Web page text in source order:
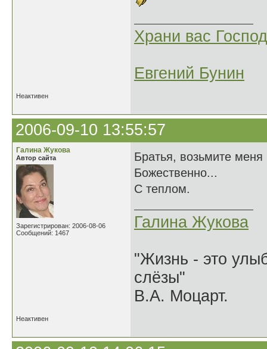
Храни вас
Евгений Бунин
Неактивен
2006-09-10 13:55:57
Галина Жукова
Автор сайта
Зарегистрирован: 2006-08-06
Сообщений: 1467
Братья, возьмите
Божественно...
С теплом.
Галина Жукова
"Жизнь - это
слёзы"
В.А. Моцарт.
Неактивен